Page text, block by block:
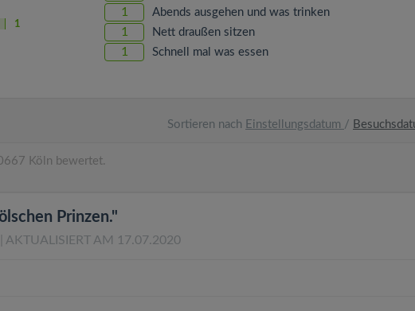
1
1 Abends ausgehen und was trinken
1 Nett draußen sitzen
1 Schnell mal was essen
Sortieren nach Einstellungsdatum /
Köln bewertet.
Prinzen."
| AKTUALISIERT AM 17.07.2020